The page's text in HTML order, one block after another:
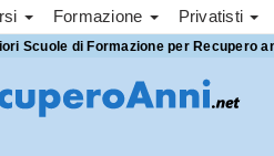
Formazione Privatisti
Scuole di Formazione per Recupero